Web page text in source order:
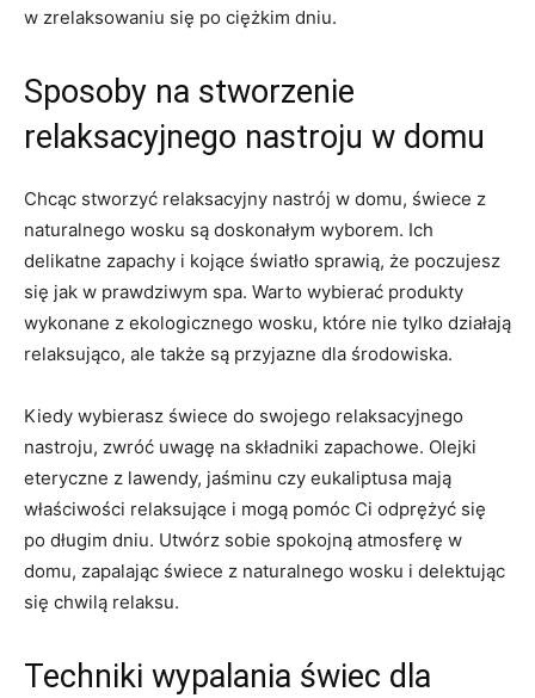
w ⁢zrelaksowaniu się‌ po ciężkim dniu.
Sposoby na ‌stworzenie
relaksacyjnego nastroju w domu
Chcąc stworzyć relaksacyjny nastrój‌ w domu,⁤ świece z
naturalnego wosku⁤ są doskonałym wyborem. ​Ich
delikatne zapachy​ i kojące ⁣światło sprawią, że poczujesz
się jak ​w⁤ prawdziwym spa. Warto wybierać produkty
wykonane z ekologicznego wosku, które nie tylko działają
relaksująco, ⁤ale także są przyjazne dla⁤ środowiska.
Kiedy wybierasz świece do swojego⁤ relaksacyjnego
nastroju, zwróć uwagę na ⁤składniki zapachowe. Olejki
eteryczne z lawendy, jaśminu czy eukaliptusa mają
właściwości relaksujące i mogą pomóc ‌Ci⁤ odprężyć się
po długim dniu. Utwórz sobie ⁤spokojną atmosferę w
domu, zapalając świece z naturalnego wosku i delektując
się⁤ chwilą relaksu.
Techniki wypalania świec dla